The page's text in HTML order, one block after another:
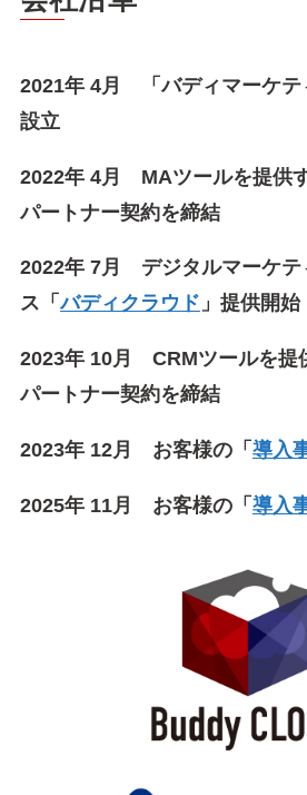
2021年 4月 「バディマーケテ
設立
2022年 4月 MAツールを提供
パートナー契約を締結
2022年 7月 デジタルマーケテ
ス「バディクラウド 」提供開始
2023年 10月 CRMツールを提
パートナー契約を締結
2023年 12月 お客様の「 導入
2025年 11月 お客様の「 導入